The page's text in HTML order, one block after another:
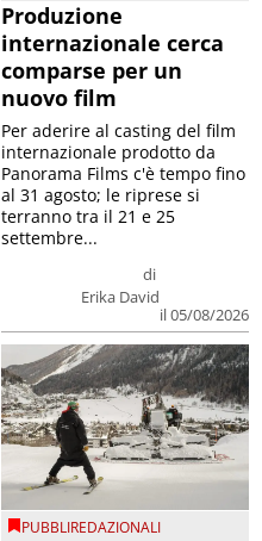
Produzione
internazionale cerca
comparse per un
nuovo film
di
Erika David
il 05/08/2026
Per aderire al casting del film
internazionale prodotto da
Panorama Films c'è tempo fino
al 31 agosto; le riprese si
terranno tra il 21 e 25
settembre...
PUBBLIREDAZIONALI